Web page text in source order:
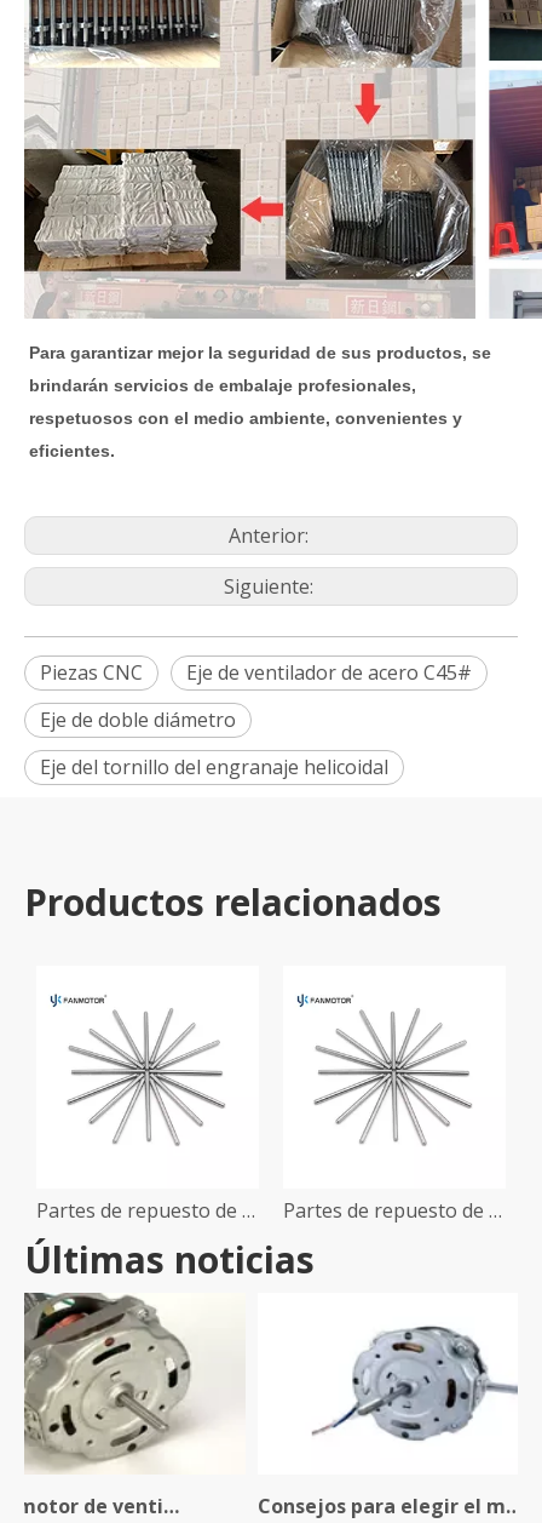
Para garantizar mejor la seguridad de sus productos, se
brindarán servicios de embalaje profesionales,
respetuosos con el medio ambiente, convenientes y
eficientes.
Anterior:
Siguiente:
Piezas CNC
Eje de ventilador de acero C45#
Eje de doble diámetro
Eje del tornillo del engranaje helicoidal
Productos relacionados
Partes de repuesto de ventilador eléctrico de electrodomésticos YJ58 EJE DEL MODER DEL MODER DE ESCAPE Partes de repuesto de ventilador eléctrico de electrodomésticos YJ58 EJE DEL MODER DEL MODER DE ESCAPE
Últimas noticias
¿Qué es un motor de ventilador industrial y cómo funciona?
Consejos para elegir el motor de ventilador industrial adecuado para su instalación